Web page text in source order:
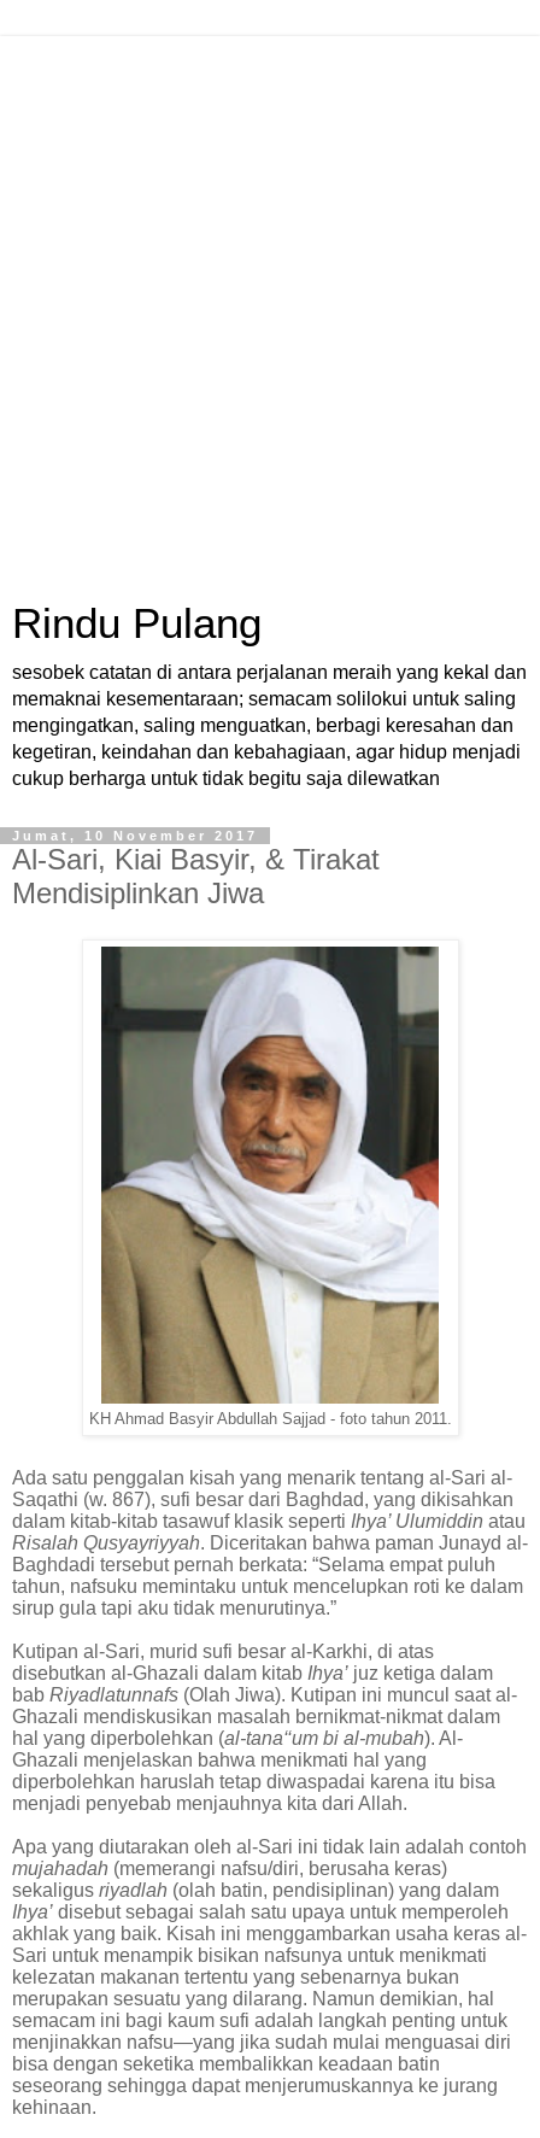
Rindu Pulang
sesobek catatan di antara perjalanan meraih yang kekal dan
memaknai kesementaraan; semacam solilokui untuk saling
mengingatkan, saling menguatkan, berbagi keresahan dan
kegetiran, keindahan dan kebahagiaan, agar hidup menjadi
cukup berharga untuk tidak begitu saja dilewatkan
Jumat, 10 November 2017
Al-Sari, Kiai Basyir, & Tirakat
Mendisiplinkan Jiwa
KH Ahmad Basyir Abdullah Sajjad - foto tahun 2011.
Ada satu penggalan kisah yang menarik tentang al-Sari al-
Saqathi (w. 867), sufi besar dari Baghdad, yang dikisahkan
dalam kitab-kitab tasawuf klasik seperti Ihya’ Ulumiddin atau
Risalah Qusyayriyyah. Diceritakan bahwa paman Junayd al-
Baghdadi tersebut pernah berkata: “Selama empat puluh
tahun, nafsuku memintaku untuk mencelupkan roti ke dalam
sirup gula tapi aku tidak menurutinya.”
Kutipan al-Sari, murid sufi besar al-Karkhi, di atas
disebutkan al-Ghazali dalam kitab Ihya’ juz ketiga dalam
bab Riyadlatunnafs (Olah Jiwa). Kutipan ini muncul saat al-
Ghazali mendiskusikan masalah bernikmat-nikmat dalam
hal yang diperbolehkan (al-tana‘‘um bi al-mubah). Al-
Ghazali menjelaskan bahwa menikmati hal yang
diperbolehkan haruslah tetap diwaspadai karena itu bisa
menjadi penyebab menjauhnya kita dari Allah.
Apa yang diutarakan oleh al-Sari ini tidak lain adalah contoh
mujahadah (memerangi nafsu/diri, berusaha keras)
sekaligus riyadlah (olah batin, pendisiplinan) yang dalam
Ihya’ disebut sebagai salah satu upaya untuk memperoleh
akhlak yang baik. Kisah ini menggambarkan usaha keras al-
Sari untuk menampik bisikan nafsunya untuk menikmati
kelezatan makanan tertentu yang sebenarnya bukan
merupakan sesuatu yang dilarang. Namun demikian, hal
semacam ini bagi kaum sufi adalah langkah penting untuk
menjinakkan nafsu—yang jika sudah mulai menguasai diri
bisa dengan seketika membalikkan keadaan batin
seseorang sehingga dapat menjerumuskannya ke jurang
kehinaan.